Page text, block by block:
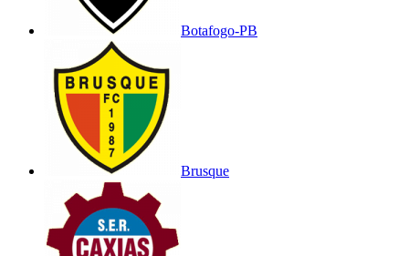
Botafogo-PB
Brusque